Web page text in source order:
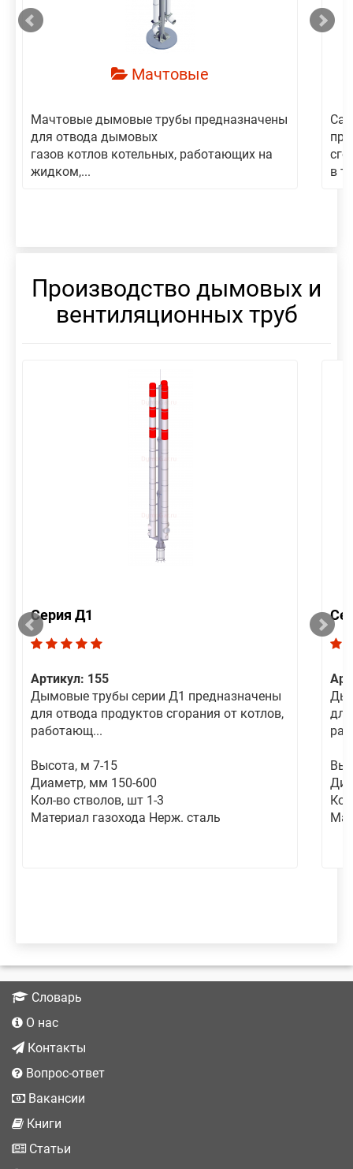
Мачтовые
Мачтовые дымовые трубы предназначены
для отвода дымовых
газов котлов котельных, работающих на
жидком,...
в
Производство дымовых и
вентиляционных труб
Серия Д1
Артикул: 155
Дымовые трубы серии Д1 предназначены
для отвода продуктов сгорания от котлов,
работающ...
Высота, м 7-15
Диаметр, мм 150-600
Кол-во стволов, шт 1-3
Материал газохода Нерж. сталь
Словарь
О нас
Контакты
Вопрос-ответ
Вакансии
Книги
Статьи